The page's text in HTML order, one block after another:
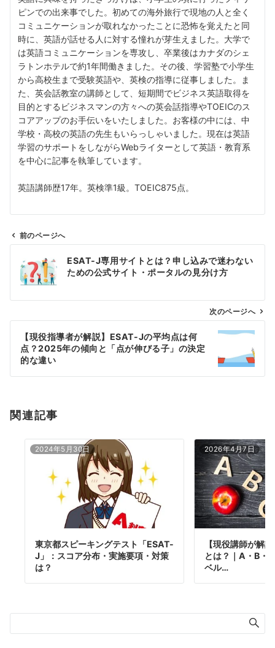
ピンでの出来事でした。初めての海外旅行で現地の人と全く
コミュニケーションが取れなかったことに恐怖を覚えたと同
時に、英語が話せる人に対する憧れが芽生えました。大学で
は英語コミュニケーションを専攻し、卒業後はカナダのシェ
ラトンホテルで約1年間働きました。その後、学習塾で小学生
から高校生まで受験英語や、英検の指導に従事しました。ま
た、英会話教室の講師として、短期間でビジネス英語取得を
目的とするビジネスマンの方々への英会話指導やTOEICのス
コアアップのお手伝いをいたしました。お客様の中には、中
学校・高校の英語の先生もいらっしゃいました。現在は英語
学習のサポートをしながらWebライターとして英語・教育系
を中心に記事を執筆しています。
英語講師歴17年。英検準1級。TOEIC875点。
ビ
ン
前のページへ
ESAT-J専用サイトとは？申し込みで迷わない
ための公式サイト・ポータルの見分け方
次のページへ
【現役指導者が解説】ESAT-Jの平均点は何
点？2025年の傾向と「点が伸びる子」の決定
的な違い
関連記事
2024年5月30日
東京都スピーキングテスト「ESAT-
J」：スコア分布・実施要項・対策
は？
2026年4月7日
【現役講師が解
とは？｜A・B・
ベル…